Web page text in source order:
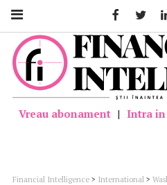
Vreau abonament | Intra
Financial Intelligence > International >
FacebookTwitter